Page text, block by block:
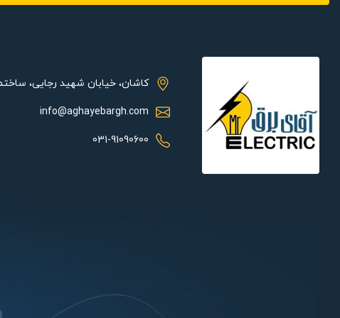
فن تانژانت دمنده با توجه به سرعتی که در هوادهی دارد جزء فن های
ویژگی های فن تانژانت دمنده مدل DTG-H2:
دور موتور این هواکش 2100 rpm یا دور بر دقیقه است.
طراحی مستحکم و استفاده از متریال و مواد با کیفیت در ساخت فن
ها و انعطاف در نصب و راه اندازی آن ها باعث شده است که فن های جریان
کاشان، خیابان شهید رجایی،
info@aghayebargh.com
031-91090600